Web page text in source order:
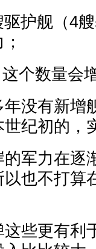
护舰（4
个数量会
没有新增
纪初的，
军力在逐
也不打算
些更有利